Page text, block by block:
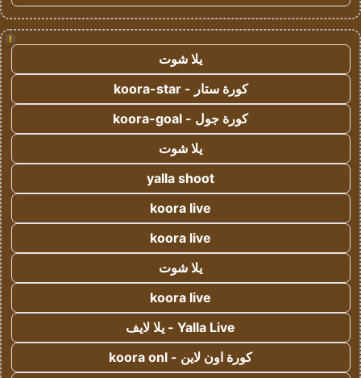
!
يلا شوت
كورة ستار - koora-star
كورة جول - koora-goal
يلا شوت
yalla shoot
koora live
koora live
يلا شوت
koora live
Yalla Live - يلا لايف
كورة اون لاين - koora onl